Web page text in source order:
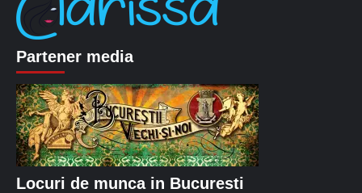
Partener media
Locuri de munca in Bucuresti